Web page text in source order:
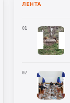
ЛЕНТА
01
02